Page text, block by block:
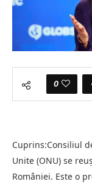
0
Cuprins:Consiliul
Unite (ONU) se
României. Este o